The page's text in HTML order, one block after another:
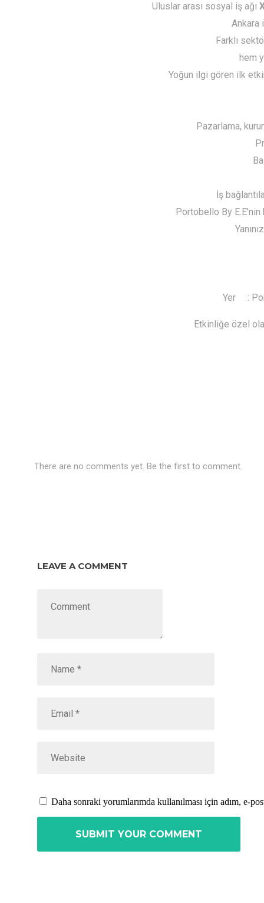
Uluslar arası sosyal iş ağı
Ankara
Farklı
hem
Yoğun ilgi gören ilk
Pazarlama,
İş
Portobello By
Yer :
Etkinliğe özel
There are no comments yet. Be the first to comment.
LEAVE A COMMENT
Daha sonraki yorumlarımda kullanılması için adım, e-